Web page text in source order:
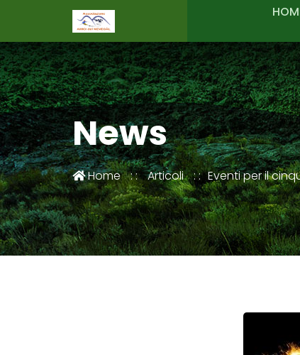
News
Home Articoli Eventi per il